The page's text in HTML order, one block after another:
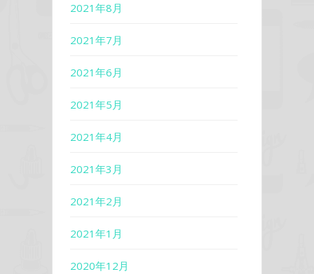
2021年8月
2021年7月
2021年6月
2021年5月
2021年4月
2021年3月
2021年2月
2021年1月
2020年12月